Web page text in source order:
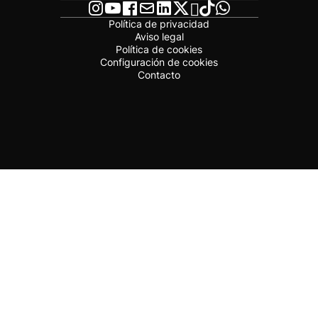
Política de privacidad
Aviso legal
Política de cookies
Configuración de cookies
Contacto